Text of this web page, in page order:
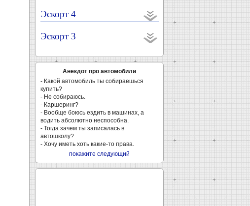
Эскорт 4
Эскорт 3
Анекдот про автомобили
- Какой автомобиль ты собираешься
купить?
- Не собираюсь.
- Каршеринг?
- Вообще боюсь ездить в машинах, а
водить абсолютно неспособна.
- Тогда зачем ты записалась в
автошколу?
- Хочу иметь хоть какие-то права.
покажите следующий